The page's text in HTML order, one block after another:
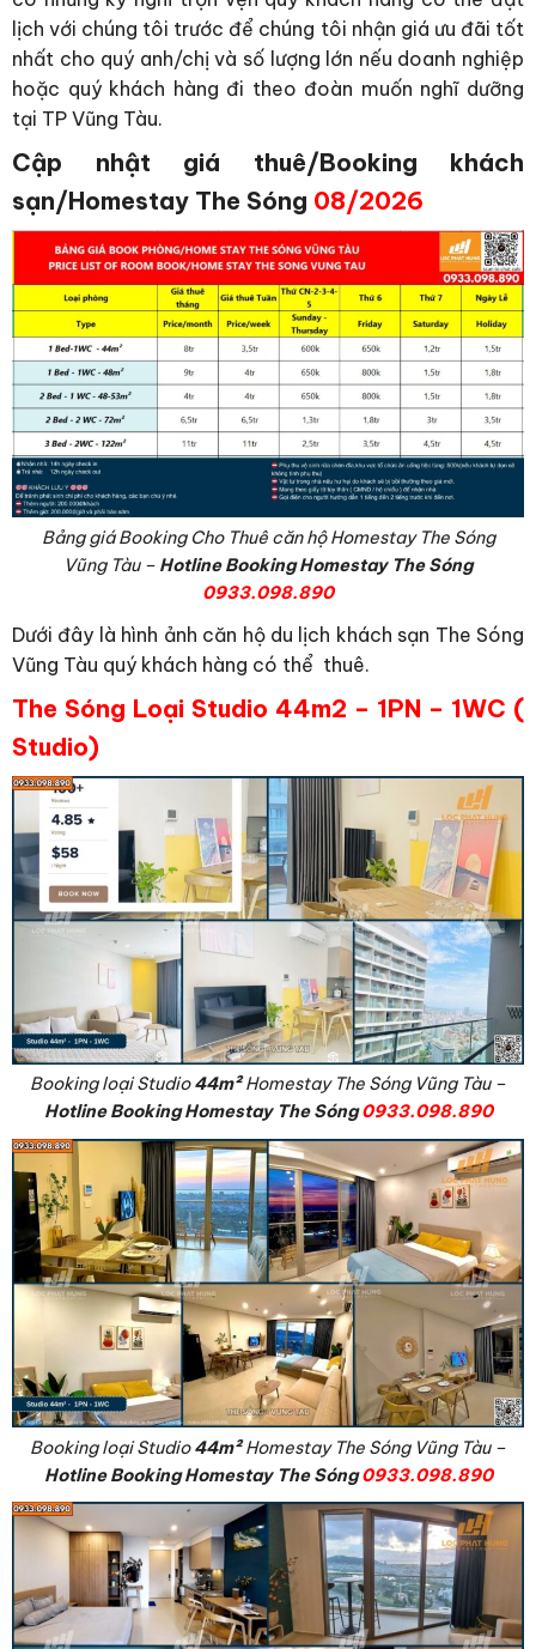
lịch với chúng tôi trước để chúng tôi nhận giá ưu đãi tốt
nhất cho quý anh/chị và số lượng lớn nếu doanh nghiệp
hoặc quý khách hàng đi theo đoàn muốn nghĩ dưỡng
tại TP Vũng Tàu.
Cập nhật giá thuê/Booking khách
sạn/Homestay The Sóng 08/2026
Bảng giá Booking Cho Thuê căn hộ Homestay The Sóng
Vũng Tàu – Hotline Booking Homestay The Sóng
0933.098.890
Dưới đây là hình ảnh căn hộ du lịch khách sạn The Sóng
Vũng Tàu quý khách hàng có thể thuê.
The Sóng Loại Studio 44m2 – 1PN – 1WC (
Studio)
Booking loại Studio44m²Homestay The Sóng Vũng Tàu –
Hotline Booking Homestay The Sóng0933.098.890
Booking loại Studio44m²Homestay The Sóng Vũng Tàu –
Hotline Booking Homestay The Sóng0933.098.890